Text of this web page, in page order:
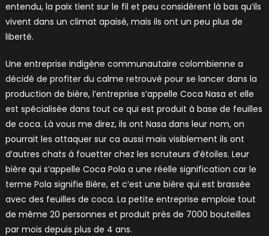
entendu, la paix tient sur le fil et peu considèrent là bas qu’ils
vivent dans un climat apaisé, mais ils ont un peu plus de
liberté.
Une entreprise indigène communautaire colombienne a
décidé de profiter du calme retrouvé pour se lancer dans la
production de bière, l’entreprise s’appelle Coca Nasa et elle
est spécialisée dans tout ce qui est produit à base de feuilles
de coca. Là vous me direz, ils ont Nasa dans leur nom, on
pourrait les attaquer sur ca aussi mais visiblement ils ont
d’autres chats à fouetter chez les scruteurs d’étoiles. Leur
bière qui s’appelle Coca Pola a une réelle signification car le
terme Pola signifie Bière, et c’est une bière qui est brassée
avec des feuilles de coca. La petite entreprise emploie tout
de même 20 personnes et produit près de 7000 bouteilles
par mois depuis plus de 4 ans.